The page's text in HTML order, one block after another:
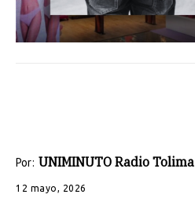
Por: UNIMINUTO Radio Tolima
12 mayo, 2026